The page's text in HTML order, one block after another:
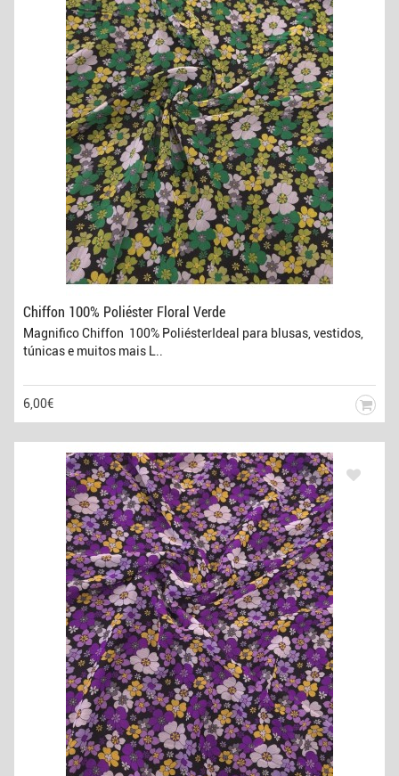
Chiffon 100% Poliéster Floral Verde
Magnifico Chiffon 100% PoliésterIdeal para blusas, vestidos,
túnicas e muitos mais L..
6,00€